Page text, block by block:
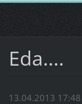
Eda....
13.04.2013 17:48